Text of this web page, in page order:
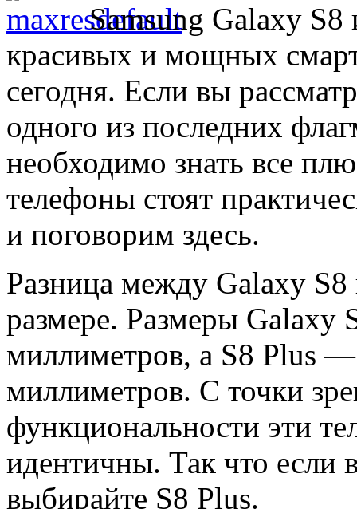
Samsung Galaxy
красивых и мощных
сегодня. Если вы
одного из последних
необходимо знать все
телефоны стоят
и поговорим здесь.
Разница между Galaxy S8
размере. Размеры Galaxy
миллиметров, а S8 Plus
миллиметров. С точки
функциональности эти
идентичны. Так что
выбирайте S8 Plus.